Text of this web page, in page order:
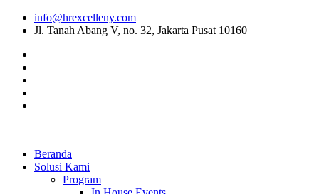
info@hrexcelleny.com
Jl. Tanah Abang V, no. 32, Jakarta Pusat 10160
Beranda
Solusi Kami
Program